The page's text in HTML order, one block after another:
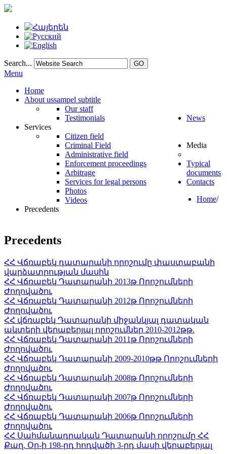
Search... GO
Menu
Home
About ussampel subtitle
Our staff
Testimonials
News
Services
Citizen field
Criminal Field
Administrative field
Enforcement proceedings
Arbitrage
Services for legal persons
Media
Photos
Videos
Typical
documents
Contacts
Home/
Precedents
Precedents
ՀՀ Վճռաբեկ դատարանի որոշումը փաստաբանի
վարձատրության մասին
ՀՀ Վճռաբեկ Դատարանի 2013թ Որոշումների
Ժողովածու
ՀՀ Վճռաբեկ Դատարանի 2012թ Որոշումների
Ժողովածու
ՀՀ վճռաբեկ Դատարանի միջանկյալ դատական
ակտերի վերաբերյալ որոշումներ 2010-2012թթ.
ՀՀ Վճռաբեկ Դատարանի 2011թ Որոշումների
Ժողովածու
ՀՀ Վճռաբեկ Դատարանի 2009-2010թթ Որոշումների
Ժողովածու
ՀՀ Վճռաբեկ Դատարանի 2008թ Որոշումների
Ժողովածու
ՀՀ Վճռաբեկ Դատարանի 2007թ Որոշումների
Ժողովածու
ՀՀ Վճռաբեկ Դատարանի 2006թ Որոշումների
Ժողովածու
ՀՀ Սահմանադրական Դատարանի որոշումը ՀՀ
Քաղ. Օր-ի 198-րդ հոդվածի 3-րդ մասի վերաբերյալ